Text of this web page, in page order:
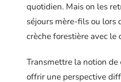
quotidien. Mais on les
séjours mère-fils ou lors
crèche forestière avec le
Transmettre la notion de
offrir une perspective